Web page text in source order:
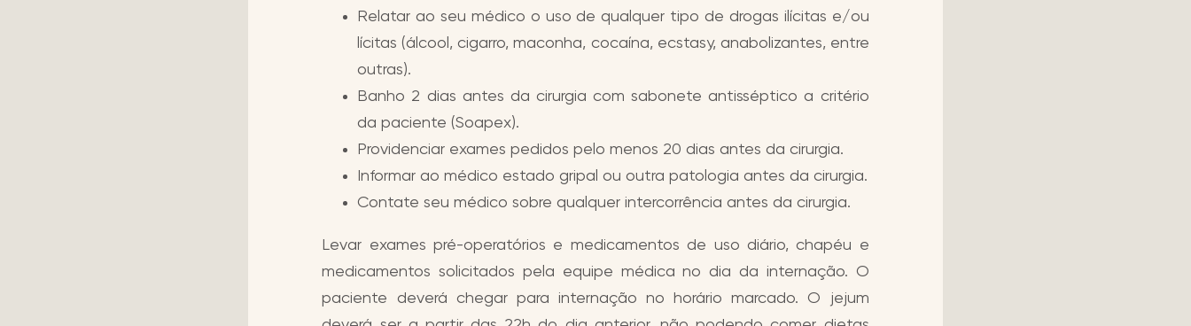
Relatar ao seu médico o uso de qualquer tipo de drogas ilícitas e/ou
lícitas (álcool, cigarro, maconha, cocaína, ecstasy, anabolizantes, entre
outras).
Banho 2 dias antes da cirurgia com sabonete antisséptico a critério
da paciente (Soapex).
Providenciar exames pedidos pelo menos 20 dias antes da cirurgia.
Informar ao médico estado gripal ou outra patologia antes da cirurgia.
Contate seu médico sobre qualquer intercorrência antes da cirurgia.
Levar exames pré-operatórios e medicamentos de uso diário, chapéu e
medicamentos solicitados pela equipe médica no dia da internação. O
paciente deverá chegar para internação no horário marcado. O jejum